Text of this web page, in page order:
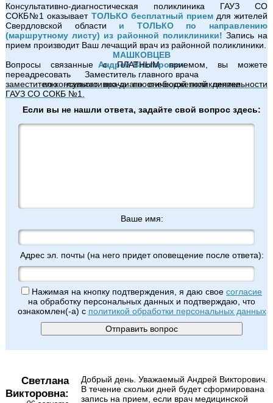
МАШКОВЦЕВ
Андрей Викторович
Заместитель главного врача
по консультативно-диагностической поликлинике
Консультативно-диагностическая поликлиника ГАУЗ СО
СОКБ№1 оказывает ТОЛЬКО бесплатный прием для жителей
Свердловской области и ТОЛЬКО по направлению
(маршрутному листу) из районной поликлиники!Запись на
прием производит Ваш лечащий врач из районной поликлиники.
Вопросы связанные с ПЛАТНЫМ приемом, вы можете
переадресовать
заместителю главного врача по внебюджетной деятельности
ГАУЗ СО СОКБ №1.
Если вы не нашли ответа, задайте свой вопрос здесь:
Ваше имя:
Адрес эл. почты (на него придет оповещение после ответа):
Нажимая на кнопку подтверждения, я даю свое согласие
на обработку персональных данных и подтверждаю, что
ознакомлен(-а) с политикой обработки персональных данных
Светлана
Викторовна:
Добрый день. Уважаемый Андрей Викторович.
В течение скольки дней будет сформирована
запись на прием, если врач медицинской